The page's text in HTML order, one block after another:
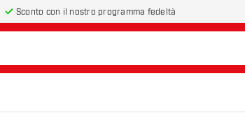
Sconto con il nostro programma fedeltà